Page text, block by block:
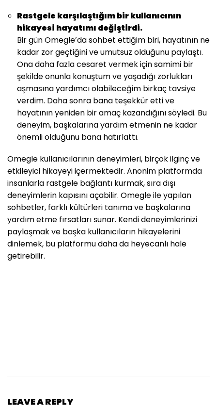
Rastgele karşılaştığım bir kullanıcının
hikayesi hayatımı değiştirdi.
Bir gün Omegle’da sohbet ettiğim biri, hayatının ne
kadar zor geçtiğini ve umutsuz olduğunu paylaştı.
Ona daha fazla cesaret vermek için samimi bir
şekilde onunla konuştum ve yaşadığı zorlukları
aşmasına yardımcı olabileceğim birkaç tavsiye
verdim. Daha sonra bana teşekkür etti ve
hayatının yeniden bir amaç kazandığını söyledi. Bu
deneyim, başkalarına yardım etmenin ne kadar
önemli olduğunu bana hatırlattı.
Omegle kullanıcılarının deneyimleri, birçok ilginç ve
etkileyici hikayeyi içermektedir. Anonim platformda
insanlarla rastgele bağlantı kurmak, sıra dışı
deneyimlerin kapısını açabilir. Omegle ile yapılan
sohbetler, farklı kültürleri tanıma ve başkalarına
yardım etme fırsatları sunar. Kendi deneyimlerinizi
paylaşmak ve başka kullanıcıların hikayelerini
dinlemek, bu platformu daha da heyecanlı hale
getirebilir.
LEAVE A REPLY